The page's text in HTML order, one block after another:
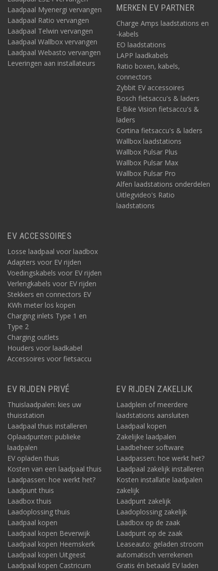
Laadpaal Myenergi vervangen
Laadpaal Ratio vervangen
Laadpaal Telwin vervangen
Laadpaal Wallbox vervangen
Laadpaal Webasto vervangen
Leveringen aan installateurs
MERKEN EV PARTNER
Charge Amps laadstations en
-kabels
EO laadstations
LAPP laadkabels
Ratio boxen, kabels,
connectors
Zybbit EV accessoires
Bosch fietsaccu's & laders
E-Bike Vision fietsaccu's &
laders
Cortina fietsaccu's & laders
Wallbox laadstations
Wallbox Pulsar Plus
Wallbox Pulsar Max
Wallbox Pulsar Pro
Alfen laadstations onderdelen
Uitlegvideo's Ratio
laadstations
EV ACCESSOIRES
Losse laadpaal voor laadbox
Adapters voor EV rijden
Voedingskabels voor EV rijden
Verlengkabels voor EV rijden
Stekkers en connectors EV
KWh meter los kopen
Charging inlets Type 1 en
Type 2
Charging outlets
Houders voor laadkabel
Accessoires voor fietsaccu
EV RIJDEN PRIVÉ
Thuislaadpalen: kies uw
thuisstation
Laadpaal thuis installeren
Oplaadpunten: publieke
laadpalen
EV opladen thuis
Kosten van een laadpaal thuis
Laadpassen: hoe werkt het?
Laadpunt thuis
Laadbox thuis
Laadoplossing thuis
Laadpaal kopen
Laadpaal kopen Beverwijk
Laadpaal kopen Heemskerk
Laadpaal kopen Uitgeest
Laadpaal kopen Castricum
EV RIJDEN ZAKELIJK
Laadplein of meerdere
laadstations aansluiten
Laadpaal kopen
Zakelijke laadpalen
Laadbeheer software
Laadpassen: hoe werkt het?
Laadpaal zakelijk installeren
Kosten installatie laadpalen
zakelijk
Laadpunt zakelijk
Laadoplossing zakelijk
Laadbox op de zaak
Laadpunt op de zaak
Leaseauto: geladen stroom
automatisch verrekenen
Gratis én betaald EV laden